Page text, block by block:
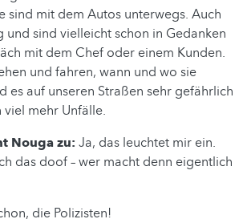
sind mit dem Autos unterwegs. Auch
und sind vielleicht schon in Gedanken
mit dem Chef oder einem Kunden.
und fahren, wann und wo sie
es auf unseren Straßen sehr gefährlich
viel mehr Unfälle.
Nouga zu: Ja, das leuchtet mir ein.
das doof – wer macht denn eigentlich
die Polizisten!